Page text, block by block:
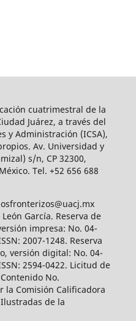
cuatrimestral de la
Juárez, a través del
y Administración (ICSA),
Av. Universidad y
s/n, CP 32300,
Tel. +52 656 688
García. Reserva de
impresa: No. 04-
2007-1248. Reserva
versión digital: No. 04-
2594-0422. Licitud de
No.
la Comisión Calificadora
de la